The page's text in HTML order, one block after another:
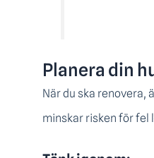
Planera din
När du ska renovera,
minskar risken för fel